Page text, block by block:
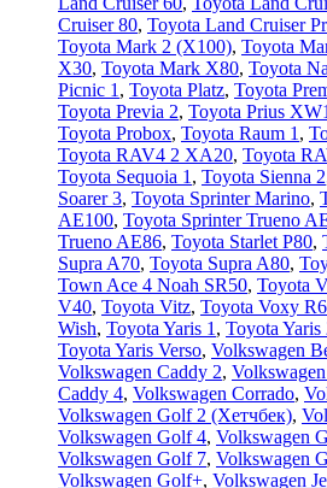
Cruiser 80, Toyota Land Cruiser
Toyota Mark 2 (Х100), Toyota
X30, Toyota Mark X80, Toyota
Picnic 1 , Toyota Platz, Toyota
Toyota Previa 2, Toyota Prius
Toyota Probox, Toyota Raum 1 ,
Toyota RAV4 2 XA20, Toyota
Toyota Sequoia 1 , Toyota Sienna 2
Soarer 3, Toyota Sprinter Marino,
AE100, Toyota Sprinter Trueno
Trueno AE86, Toyota Starlet P80,
Supra A70, Toyota Supra A80,
Town Ace 4 Noah SR50, Toyota
V40, Toyota Vitz, Toyota Voxy
Wish, Toyota Yaris 1 , Toyota Yaris
Toyota Yaris Verso, Volkswagen
Volkswagen Caddy 2,
Caddy 4, Volkswagen Corrado,
Volkswagen Golf 2 (Хетчбек),
Volkswagen Golf 4, Volkswagen
Volkswagen Golf 7, Volkswagen
Volkswagen Golf+, Volkswagen